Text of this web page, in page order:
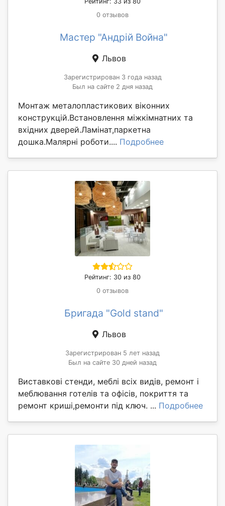
0 отзывов
Мастер "Андрій Война"
Львов
Зарегистрирован 3 года назад
Был на сайте 2 дня назад
Монтаж металопластикових віконних
конструкцій.Встановлення міжкімнатних та
вхідних дверей.Ламінат,паркетна
дошка.Малярні роботи.... Подробнее
Рейтинг: 30 из 80
0 отзывов
Бригада "Gold stand"
Львов
Зарегистрирован 5 лет назад
Был на сайте 30 дней назад
Виставкові стенди, меблі всіх видів, ремонт і
меблювання готелів та офісів, покриття та
ремонт криші,ремонти під ключ. ... Подробнее